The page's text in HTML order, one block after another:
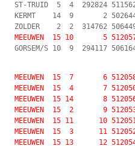
ST-TRUID  5  4  292824
KERMT    14  9       2
MEEUWEN  15 10       5
GORSEM/S 10  9  294117
MEEUWEN  15  7       6
MEEUWEN  15  4       7
MEEUWEN  15 14       8
MEEUWEN  15  2       9
MEEUWEN  15 11      10
MEEUWEN  15  3      11
MEEUWEN  15 13      12